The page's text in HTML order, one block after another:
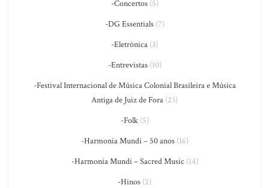
-Concertos(5)
-DG Essentials(7)
-Eletrônica (3)
-Entrevistas(10)
-Festival Internacional de Música Colonial Brasileira e Música
Antiga de Juiz de Fora (23)
-Folk(5)
-Harmonia Mundi – 50 anos(16)
-Harmonia Mundi – Sacred Music (14)
-Hinos (2)